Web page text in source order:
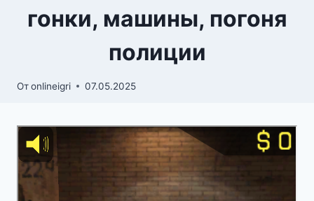
гонки, машины, погоня
полиции
Отonlineigri 07.05.2025